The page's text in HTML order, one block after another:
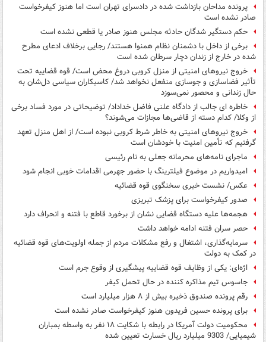
پرونده مداحان بازداشت شده در دادسرای تهران است اما هنوز کیفرخواست
صادر نشده است
حکم دستگیر شدگان حادثه مجلس هنوز صادر یا قطعی نشده است
برخی از داخل با دشمنان نظام همنوا هستند/ رجایی برخلاف ادعای مطرح
شده در خارج از زندان دچار سرطان شده است
خروج نیروهای امنیتی از منزل کروبی دروغ محض است/ قوه قضاییه تحت
تأثیر فضاسازی و جوسازی منفعل نخواهد شد/ کاسبکاران سیاسی دل‌شان به
حال زندانی و محصور نمی‌سوزد
خاطره ای جالب از دادگاه علنی فاضل خداداد/ توضیحاتی در مورد فساد برخی
از وکلا/ کدام دسته از قاضی‌ها مجازات می‌شوند؟
خروج نیروهای امنیتی به خاطر شرط کروبی نبوده است/ از اهل منزل تعهد
گرفتیم که تأمین امنیت با خودشان است
ماجرای نامه‌های محرمانه جعلی به نام رئیسی
امیدواریم در موضوع فیلترینگ با حضور جهرمی اقدامات خوبی انجام شود
عکس/ نشست خبری سخنگوی قوه قضائیه
صدور کیفرخواست برای پزشک تبریزی
هجمه‌ها علیه دستگاه قضایی نشان از برخورد قاطع با فتنه و انحراف دارد
حصر سران فتنه ادامه خواهد داشت
سرمایه‌گذاری، اشتغال و رفع مشکلات مردم از جمله اولویت‌های قوه قضائیه
در کمک به دولت
اژه‌ای: یکی از وظایف قوه قضاییه پیشگیری از وقوع جرم است
جاسوس تیم مذاکره کننده در حال تحمل کیفر
رقم پرونده صندوق ذخیره بیش از ۸ هزار میلیارد است
برای پرونده حسین فریدون هنوز کیفرخواست صادر نشده است
محکومیت دولت آمریکا در رابطه با شکایت ۱۸ نفر به واسطه بمباران
شیمیایی/ 9303 میلیارد ریال خسارت تعیین شده